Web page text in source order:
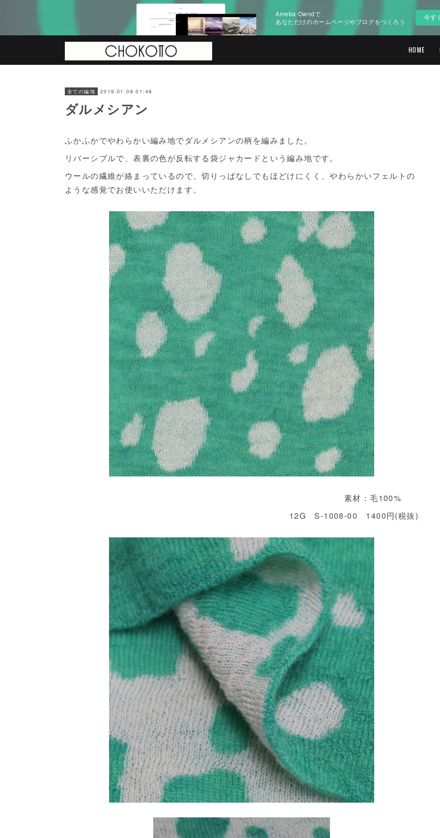
Ameba Owndで
あなただけのホームページやブログをつくろう
今す
HOME
全ての編地 2019.01.08 01:46
ダルメシアン
ふかふかでやわらかい編み地でダルメシアンの柄を編みました。
リバーシブルで、表裏の色が反転する袋ジャカードという編み地です。
ウールの繊維が絡まっているので、切りっぱなしでもほどけにくく、やわらかいフェルトの
ような感覚でお使いいただけます。
素材：毛100%
12G S-1008-00 1400円(税抜)